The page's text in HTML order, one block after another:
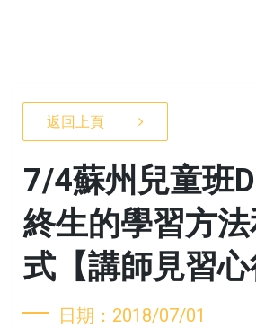
返回上頁
7/4蘇州兒童班
終生的學習方
式【講師見習心
日期：2018/07/01